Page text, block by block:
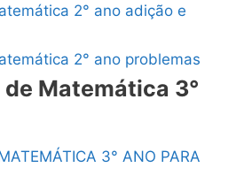
2° ano adição e
2° ano problemas
Matemática 3°
3° ANO PARA